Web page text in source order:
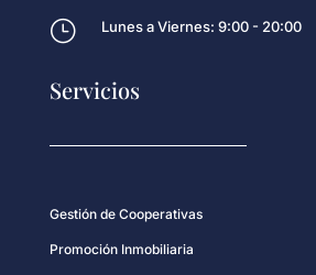
} Lunes a Viernes: 9:00 - 20:00
Servicios
Gestión de Cooperativas
Promoción Inmobiliaria